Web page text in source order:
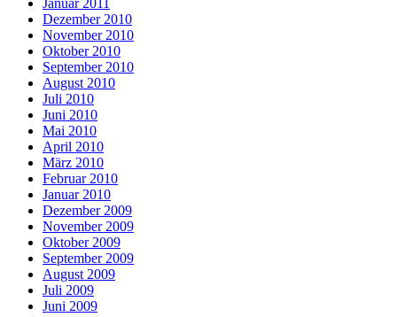
Januar 2011
Dezember 2010
November 2010
Oktober 2010
September 2010
August 2010
Juli 2010
Juni 2010
Mai 2010
April 2010
März 2010
Februar 2010
Januar 2010
Dezember 2009
November 2009
Oktober 2009
September 2009
August 2009
Juli 2009
Juni 2009